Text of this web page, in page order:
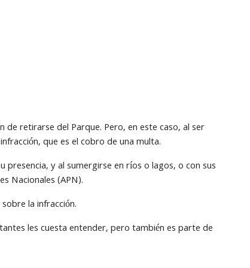
retirarse del Parque. Pero, en este caso, al ser
que es el cobro de una multa.
presencia, y al sumergirse en ríos o lagos, o con sus
Nacionales (APN).
la infracción.
les cuesta entender, pero también es parte de